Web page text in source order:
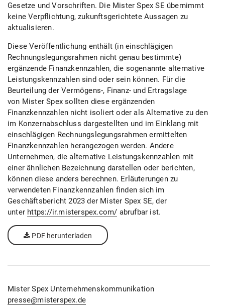
Gesetze und Vorschriften. Die Mister Spex SE übernimmt
keine Verpflichtung, zukunftsgerichtete Aussagen zu
aktualisieren.
Diese Veröffentlichung enthält (in einschlägigen
Rechnungslegungsrahmen nicht genau bestimmte)
ergänzende Finanzkennzahlen, die sogenannte alternative
Leistungskennzahlen sind oder sein können. Für die
Beurteilung der Vermögens-, Finanz- und Ertragslage
von Mister Spex sollten diese ergänzenden
Finanzkennzahlen nicht isoliert oder als Alternative zu den
im Konzernabschluss dargestellten und im Einklang mit
einschlägigen Rechnungslegungsrahmen ermittelten
Finanzkennzahlen herangezogen werden. Andere
Unternehmen, die alternative Leistungskennzahlen mit
einer ähnlichen Bezeichnung darstellen oder berichten,
können diese anders berechnen. Erläuterungen zu
verwendeten Finanzkennzahlen finden sich im
Geschäftsbericht 2023 der Mister Spex SE, der
unter https://ir.misterspex.com/ abrufbar ist.
PDF herunterladen
Mister Spex Unternehmenskommunikation
presse@misterspex.de